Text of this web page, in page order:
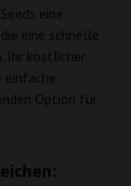
eine
eine schnelle
Ihr köstlicher
einfache
Option für